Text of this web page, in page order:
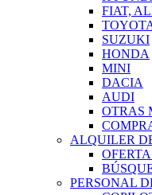
FIAT,
SUZUKI
HONDA
MINI
DACIA
AUDI
OTRAS
ALQUILER
PERSONAL